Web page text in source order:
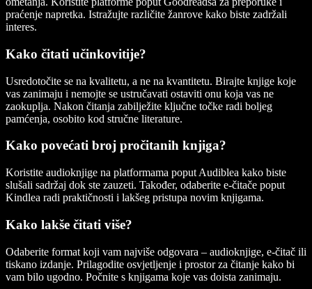
praćenje napretka. Istražujte različite žanrove kako biste zadržali
interes.
Kako čitati učinkovitije?
Usredotočite se na kvalitetu, a ne na kvantitetu. Birajte knjige koje
vas zanimaju i nemojte se ustručavati ostaviti onu koja vas ne
zaokuplja. Nakon čitanja zabilježite ključne točke radi boljeg
pamćenja, osobito kod stručne literature.
Kako povećati broj pročitanih knjiga?
Koristite audioknjige na platformama poput Audiblea kako biste
slušali sadržaj dok ste zauzeti. Također, odaberite e-čitače poput
Kindlea radi praktičnosti i lakšeg pristupa novim knjigama.
Kako lakše čitati više?
Odaberite format koji vam najviše odgovara – audioknjige, e-čitač ili
tiskano izdanje. Prilagodite osvjetljenje i prostor za čitanje kako bi
vam bilo ugodno. Počnite s knjigama koje vas doista zanimaju.